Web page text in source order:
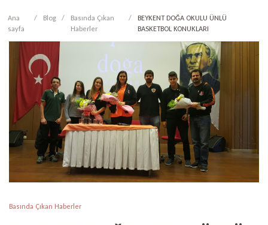
Ana
sayfa
/ Blog /
Basında Çıkan
Haberler
/
BEYKENT DOĞA OKULU ÜNLÜ
BASKETBOL KONUKLARI
Basında Çıkan Haberler